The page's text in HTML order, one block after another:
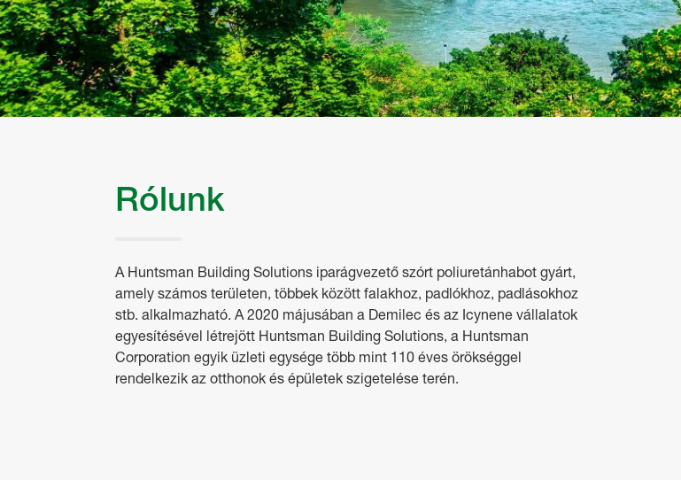
Rólunk
A Huntsman Building Solutions iparágvezető szórt poliuretánhabot gyárt,
amely számos területen, többek között falakhoz, padlókhoz, padlásokhoz
stb. alkalmazható. A 2020 májusában a Demilec és az Icynene vállalatok
egyesítésével létrejött Huntsman Building Solutions, a Huntsman
Corporation egyik üzleti egysége több mint 110 éves örökséggel
rendelkezik az otthonok és épületek szigetelése terén.